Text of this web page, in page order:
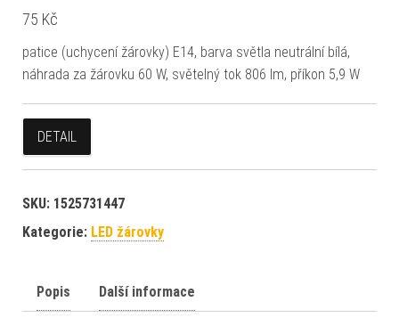
75 Kč
patice (uchycení žárovky) E14, barva světla neutrální bílá,
náhrada za žárovku 60 W, světelný tok 806 lm, příkon 5,9 W
DETAIL
SKU: 1525731447
Kategorie: LED žárovky
Popis Další informace